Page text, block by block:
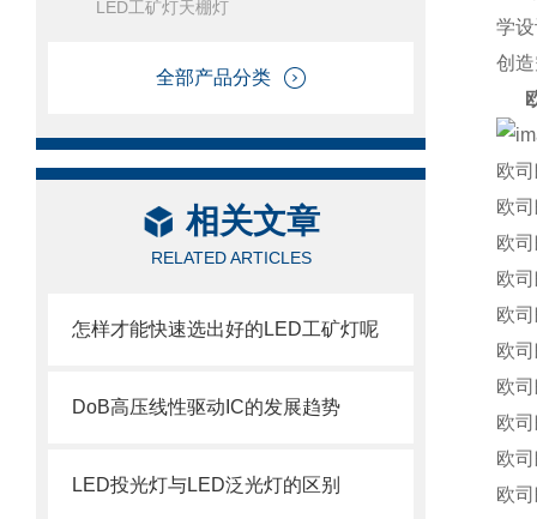
LED工矿灯天棚灯
全部产品分类
相关文章
RELATED ARTICLES
怎样才能快速选出好的LED工矿灯呢
DoB高压线性驱动IC的发展趋势
LED投光灯与LED泛光灯的区别
学
创
欧
欧
欧
欧
欧
欧
欧
欧
欧
欧